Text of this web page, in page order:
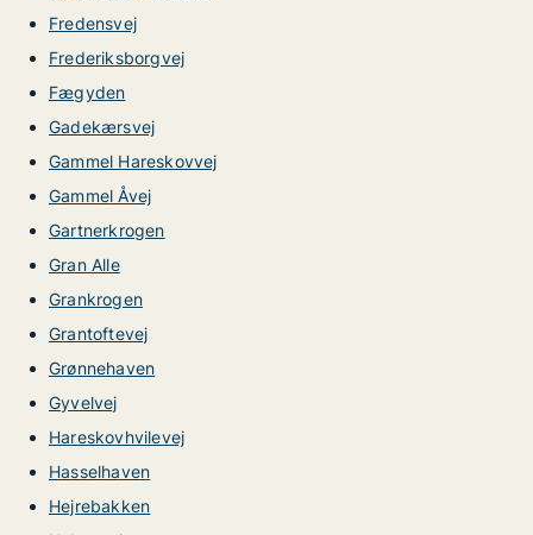
Fredensvej
Frederiksborgvej
Fægyden
Gadekærsvej
Gammel Hareskovvej
Gammel Åvej
Gartnerkrogen
Gran Alle
Grankrogen
Grantoftevej
Grønnehaven
Gyvelvej
Hareskovhvilevej
Hasselhaven
Hejrebakken